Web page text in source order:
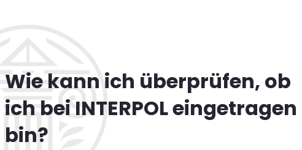
Wie kann ich überprüfen, ob
ich bei INTERPOL eingetragen
bin?